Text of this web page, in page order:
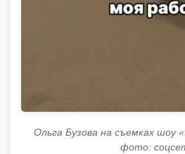
Ольга Бузова на съемках шоу
фото: